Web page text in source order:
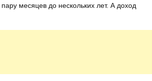
месяцев до нескольких лет. А доход